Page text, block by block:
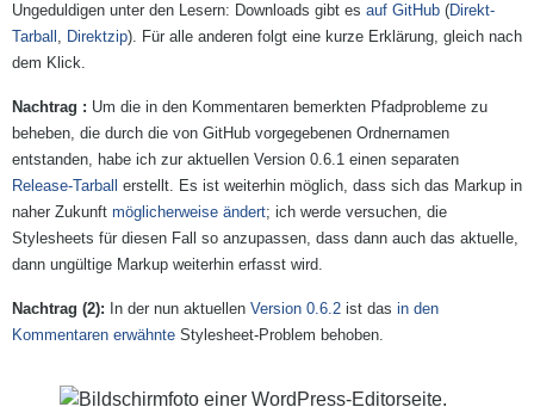
Ungeduldigen unter den Lesern: Downloads gibt es auf GitHub (Direkt-
Tarball , Direktzip). Für alle anderen folgt eine kurze Erklärung, gleich nach
dem Klick.
Um die in den Kommentaren bemerkten Pfadprobleme zu
beheben, die durch die von GitHub vorgegebenen Ordnernamen
entstanden, habe ich zur aktuellen Version 0.6.1 einen separaten
Release-Tarball erstellt. Es ist weiterhin möglich, dass sich das Markup in
naher Zukunft möglicherweise ändert; ich werde versuchen, die
Stylesheets für diesen Fall so anzupassen, dass dann auch das aktuelle,
dann ungültige Markup weiterhin erfasst wird.
In der nun aktuellen Version 0.6.2 ist das in den
Kommentaren erwähnte Stylesheet-Problem behoben.